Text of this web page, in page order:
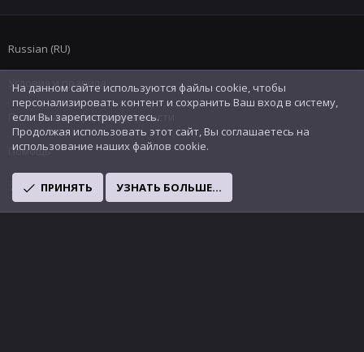
Russian (RU)
Условия и правила
Политика конфиденциальности
Помощь
R
S
На данном сайте используются файлы cookie, чтобы
персонализировать контент и сохранить Ваш вход в систему,
если Вы зарегистрируетесь.
Продолжая использовать этот сайт, Вы соглашаетесь на
использование наших файлов cookie.
ПРИНЯТЬ УЗНАТЬ БОЛЬШЕ...